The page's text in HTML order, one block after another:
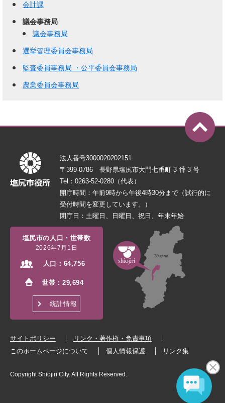
会計課
議会事務局
議会事務局
選挙管理委員会事務局
監査委員事務局 ・公平委員会事務局
農業委員会事務局
法人番号3000020202151
〒399-0786 長野県塩尻市大門七番町 3 番 3 号
Tel：0263-52-0280（代表）
開庁時間：午前9時から午後4時30分まで（試行的に
受付時間を変更しています。）
閉庁日：土曜日、日曜日、祝日、年末年始
塩尻市の人口・世帯数
2026年7月1日
人口： 64,756
世帯：29,694
統計情報
サイトポリシー
リンク・著作権・免責事項
このホームページについて
個人情報保護 リンク集
Copyright Shiojiri City. All Rights Reserved.